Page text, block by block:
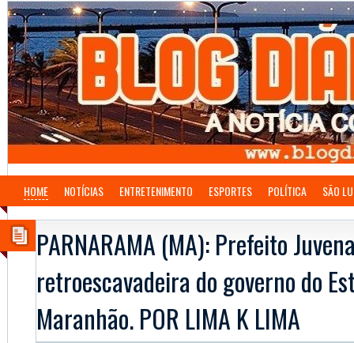
HOME NOTÍCIAS ENTRETENIMENTO ESPORTES POLÍTICA SÃO
PARNARAMA (MA): Prefeito
retroescavadeira do governo do
Maranhão. POR LIMA K LIMA